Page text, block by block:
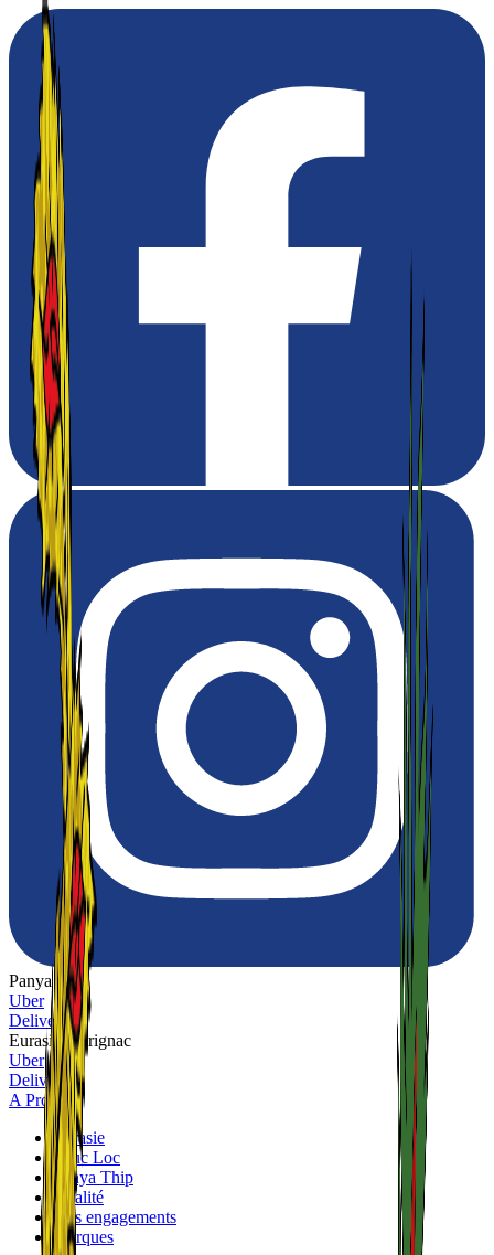
Panya Thip
Uber
Deliveroo
Eurasie Mérignac
Uber
Deliveroo
A Propos
Eurasie
Phuc Loc
Panya Thip
Qualité
Nos engagements
Marques